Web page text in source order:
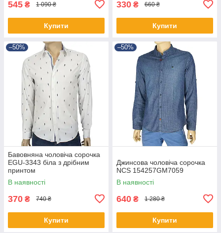
545 ₴ 1 090 ₴
Купити
330 ₴ 660 ₴
Купити
–50%
Бавовняна чоловіча сорочка
EGU-3343 біла з дрібним
принтом
В наявності
370 ₴ 740 ₴
Купити
–50%
Джинсова чоловіча сорочка
NCS 154257GM7059
В наявності
640 ₴ 1 280 ₴
Купити